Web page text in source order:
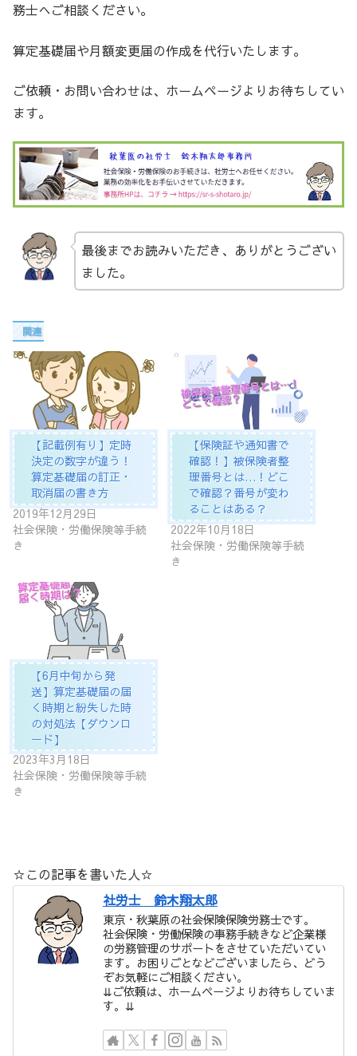
務士へご相談ください。
算定基礎届や月額変更届の作成を代行いたします。
ご依頼・お問い合わせは、ホームページよりお待ちしてい
ます。
最後までお読みいただき、ありがとうござい
ました。
関連
【記載例有り】定時
決定の数字が違う！
算定基礎届の訂正・
取消届の書き方
2019年12月29日
社会保険・労働保険等手続
き
【保険証や通知書で
確認！】被保険者整
理番号とは…！どこ
で確認？番号が変わ
ることはある？
2022年10月18日
社会保険・労働保険等手続
き
【6月中旬から発
送】算定基礎届の届
く時期と紛失した時
の対処法【ダウンロ
ード】
2023年3月18日
社会保険・労働保険等手続
き
☆この記事を書いた人☆
社労士 鈴木翔太郎
東京・秋葉原の社会保険保険労務士です。
社会保険・労働保険の事務手続きなど企業様
の労務管理のサポートをさせていただいてい
ます。お困りごとなどございましたら、どう
ぞお気軽にご相談ください。
⇊ご依頼は、ホームページよりお待ちしていま
す。⇊